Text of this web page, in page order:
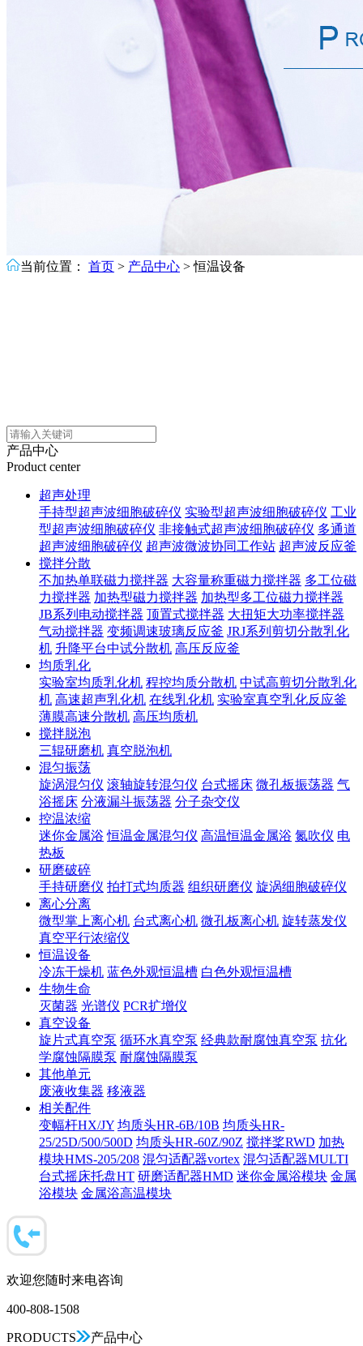
当前位置： 首页 > 产品中心 >恒温设备
产品中心
Product center
超声处理
手持型超声波细胞破碎仪 实验型超声波细胞破碎仪 工业
型超声波细胞破碎仪 非接触式超声波细胞破碎仪 多通道
超声波细胞破碎仪 超声波微波协同工作站 超声波反应釜
搅拌分散
不加热单联磁力搅拌器 大容量称重磁力搅拌器 多工位磁
力搅拌器 加热型磁力搅拌器 加热型多工位磁力搅拌器
JB系列电动搅拌器 顶置式搅拌器 大扭矩大功率搅拌器
气动搅拌器 变频调速玻璃反应釜 JRJ系列剪切分散乳化
机 升降平台中试分散机 高压反应釜
均质乳化
实验室均质乳化机 程控均质分散机 中试高剪切分散乳化
机 高速超声乳化机 在线乳化机 实验室真空乳化反应釜
薄膜高速分散机 高压均质机
搅拌脱泡
三辊研磨机 真空脱泡机
混匀振荡
旋涡混匀仪 滚轴旋转混匀仪 台式摇床 微孔板振荡器 气
浴摇床 分液漏斗振荡器 分子杂交仪
控温浓缩
迷你金属浴 恒温金属混匀仪 高温恒温金属浴 氮吹仪 电
热板
研磨破碎
手持研磨仪 拍打式均质器 组织研磨仪 旋涡细胞破碎仪
离心分离
微型掌上离心机 台式离心机 微孔板离心机 旋转蒸发仪
真空平行浓缩仪
恒温设备
冷冻干燥机 蓝色外观恒温槽 白色外观恒温槽
生物生命
灭菌器 光谱仪 PCR扩增仪
真空设备
旋片式真空泵 循环水真空泵 经典款耐腐蚀真空泵 抗化
学腐蚀隔膜泵 耐腐蚀隔膜泵
其他单元
废液收集器 移液器
相关配件
变幅杆HX/JY 均质头HR-6B/10B 均质头HR-
25/25D/500/500D 均质头HR-60Z/90Z 搅拌桨RWD 加热
模块HMS-205/208 混匀适配器vortex 混匀适配器MULTI
台式摇床托盘HT 研磨适配器HMD 迷你金属浴模块 金属
浴模块 金属浴高温模块
欢迎您随时来电咨询
400-808-1508
PRODUCTS 产品中心